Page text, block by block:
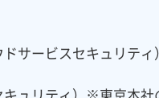
ドサービスセキュリテ